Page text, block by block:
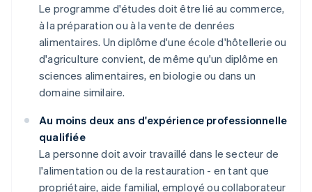
Le programme d'études doit être lié au commerce,
à la préparation ou à la vente de denrées
alimentaires. Un diplôme d'une école d'hôtellerie ou
d'agriculture convient, de même qu'un diplôme en
sciences alimentaires, en biologie ou dans un
domaine similaire.
Au moins deux ans d'expérience professionnelle
qualifiée
La personne doit avoir travaillé dans le secteur de
l'alimentation ou de la restauration - en tant que
propriétaire, aide familial, employé ou collaborateur